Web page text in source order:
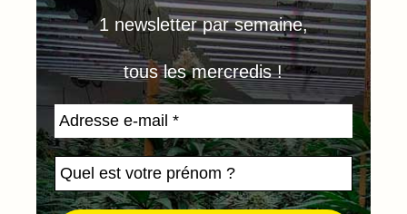
1 newsletter par semaine,
tous les mercredis !